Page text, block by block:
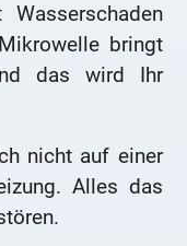
bringt
das wird Ihr
nicht auf einer
Alles das